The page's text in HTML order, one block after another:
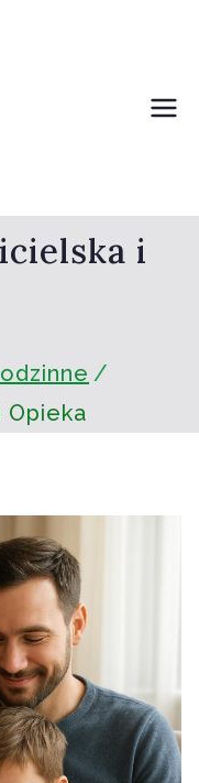
i
Opieka